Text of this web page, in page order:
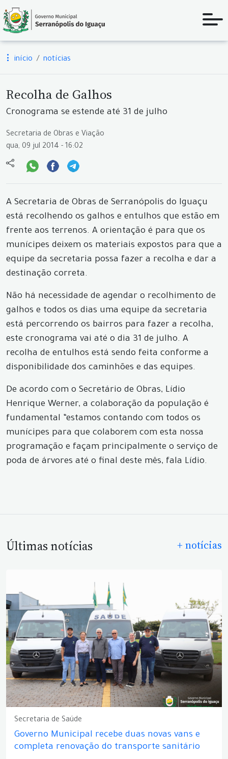
início notícias
Recolha de Galhos
Cronograma se estende até 31 de julho
Secretaria de Obras e Viação
qua, 09 jul 2014 - 16:02
A Secretaria de Obras de Serranópolis do Iguaçu
está recolhendo os galhos e entulhos que estão em
frente aos terrenos. A orientação é para que os
munícipes deixem os materiais expostos para que a
equipe da secretaria possa fazer a recolha e dar a
destinação correta.
Não há necessidade de agendar o recolhimento de
galhos e todos os dias uma equipe da secretaria
está percorrendo os bairros para fazer a recolha,
este cronograma vai até o dia 31 de julho. A
recolha de entulhos está sendo feita conforme a
disponibilidade dos caminhões e das equipes.
De acordo com o Secretário de Obras, Lídio
Henrique Werner, a colaboração da população é
fundamental “estamos contando com todos os
munícipes para que colaborem com esta nossa
programação e façam principalmente o serviço de
poda de árvores até o final deste mês, fala Lídio.
Últimas notícias + notícias
Secretaria de Saúde
Governo Municipal recebe duas novas vans e
completa renovação do transporte sanitário